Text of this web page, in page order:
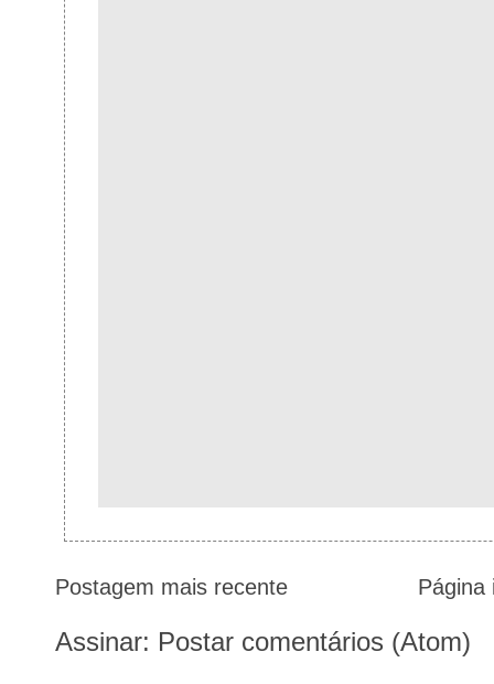
Postagem mais recente Página
Assinar: Postar comentários (Atom)